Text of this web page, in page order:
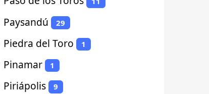
Paysandú 29
Piedra del Toro 1
Pinamar 1
Piriápolis 9